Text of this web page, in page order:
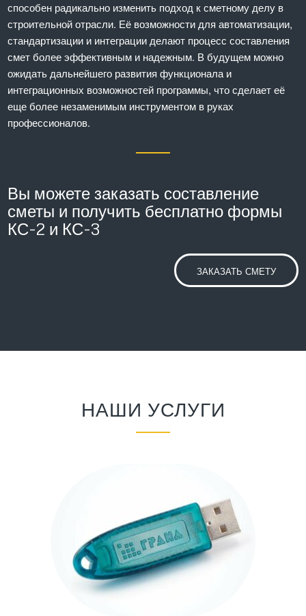
способен радикально изменить подход к сметному делу в
строительной отрасли. Её возможности для автоматизации,
стандартизации и интеграции делают процесс составления
смет более эффективным и надежным. В будущем можно
ожидать дальнейшего развития функционала и
интеграционных возможностей программы, что сделает её
еще более незаменимым инструментом в руках
профессионалов.
Вы можете заказать составление
сметы и получить бесплатно формы
КС-2 и КС-3
ЗАКАЗАТЬ СМЕТУ
НАШИ УСЛУГИ